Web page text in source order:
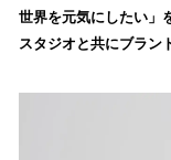
世界を元気にしたい」
スタジオと共にブラン